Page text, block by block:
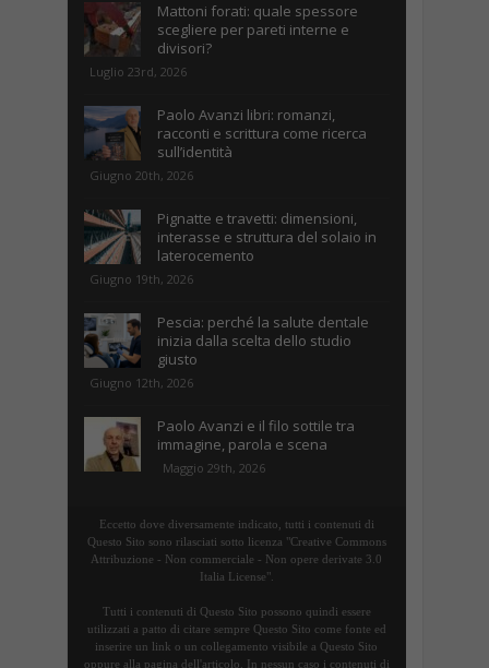
Mattoni forati: quale spessore
scegliere per pareti interne e
divisori?
Luglio 23rd, 2026
Paolo Avanzi libri: romanzi,
racconti e scrittura come ricerca
sull’identità
Giugno 20th, 2026
Pignatte e travetti: dimensioni,
interasse e struttura del solaio in
laterocemento
Giugno 19th, 2026
Pescia: perché la salute dentale
inizia dalla scelta dello studio
giusto
Giugno 12th, 2026
Paolo Avanzi e il filo sottile tra
immagine, parola e scena
Maggio 29th, 2026
Eccetto dove diversamente indicato, tutti i contenuti di
Questo Sito sono rilasciati sotto licenza "Creative Commons
Attribuzione - Non commerciale - Non opere derivate 3.0
Italia License".
Tutti i contenuti di Questo Sito possono quindi essere
utilizzati a patto di citare sempre Questo Sito come fonte ed
inserire un link o un collegamento visibile a Questo Sito
oppure alla pagina dell'articolo. In nessun caso i contenuti di